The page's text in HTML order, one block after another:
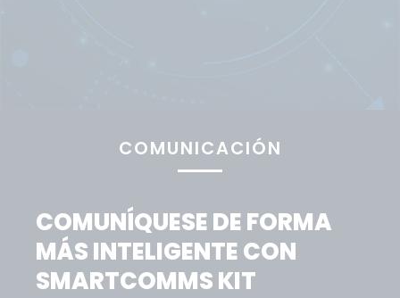
COMUNICACIÓN
COMUNÍQUESE DE FORMA
MÁS INTELIGENTE CON
SMARTCOMMS KIT